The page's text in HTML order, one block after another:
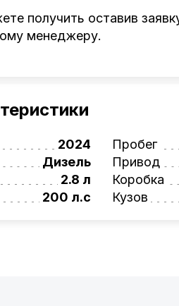
получить оставив
менеджеру.
документальное
время и деньги!
лизинговая
узнать по номеру:
работу
2024
Дизель
2.8 л
200 л.с
Пробег
Привод
Коробка
Кузов